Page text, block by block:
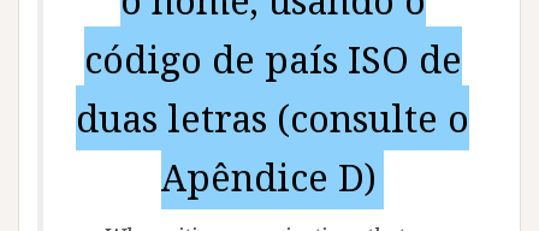
código de país ISO de
duas letras (consulte o
Apêndice D)